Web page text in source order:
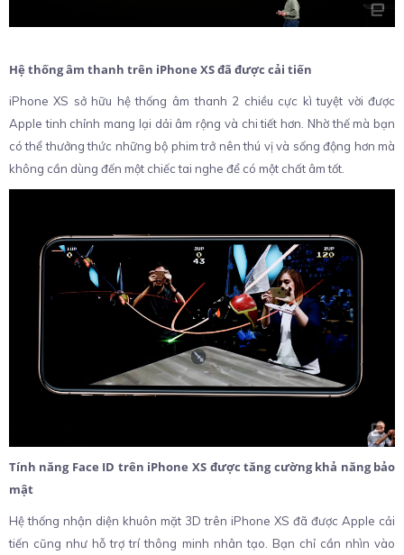
Hệ thống âm thanh trên iPhone XS đã được cải tiến
iPhone XS sở hữu hệ thống âm thanh 2 chiều cực kì tuyệt vời được
Apple tinh chỉnh mang lại dải âm rộng và chi tiết hơn. Nhờ thế mà bạn
có thể thưởng thức những bộ phim trở nên thú vị và sống động hơn mà
không cần dùng đến một chiếc tai nghe để có một chất âm tốt.
Tính năng Face ID trên iPhone XS được tăng cường khả năng bảo
mật
Hệ thống nhận diện khuôn mặt 3D trên iPhone XS đã được Apple cải
tiến cũng như hỗ trợ trí thông minh nhân tạo. Bạn chỉ cần nhìn vào